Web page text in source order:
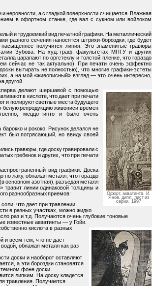
и неровности, а с гладкой поверхности счищается. Влажная
в офортном станке, где вал с сукном или войлоком
и трудоемкий вид печатной графики. На металлический
разного сечения наносятся штрихи-бороздки, где будет
получится линия. Это знаменитые гравюры
Зубова. На худ.-граф. факультетах МПГУ и других
царапают по оргстеклу и толстой пленке, что гораздо
сейчас не так актуально). При печати очень эффектно
вытирать не полностью), что многие графики-эстеты
а на мой «живописный» взгляд — это очень интересно,
другой.
Офорт, акватинта, И.
Янов, дипл. лист из
серии, 1997
делают шершавой с помощью
в кислоте, что дает при печати
и полируют светлые места будущего
белую репродукцию живописи времен
меццо-тинто и было очень
и рококо. Рисунок делался не
был потрясающий, но ввиду своей
гравюры, где доску гравировали с
гребенок и других, что при печати
вид графики. Доска
лаку, обнажая металл, что гораздо
основном азотная), разъедая металл
травит линии одинаковой толщины и
разнообразных приемов:
что дает при травлении
в разных участках, можно жидко
раз и т.д. Получаются очень глубокие тоновые
известные акватинты — у Гойи.
кислота в разных
и всем тем, что не дает
обнажая металл как раз
доски и наоборот оставляют
а эти бороздки становятся
фоне доски.
липким. На доску кладется
травления. Получается